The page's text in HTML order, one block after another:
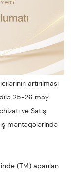
artırılması
25-26 may
və Satışı
məntəqələrində
(TM) aparılan